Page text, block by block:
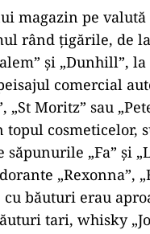
magazin pe valută
rând ţigările, de la
şi „Dunhill”,
comercial
„St Moritz” sau
topul cosmeticelor,
„Fa” şi
„Rexonna”,
cu băuturi erau
tari, whisky